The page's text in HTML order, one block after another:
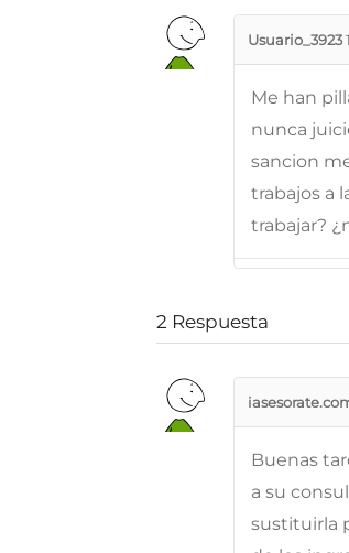
Usuario_3923
Me han
nunca
sancion
trabajos a
trabajar?
2 Respuesta
Buenas
a su
sustituirla